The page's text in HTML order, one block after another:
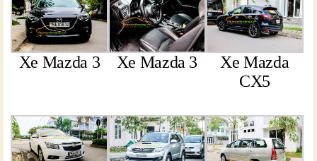
Xe Mazda 3 Xe Mazda 3
Xe Mazda
CX5